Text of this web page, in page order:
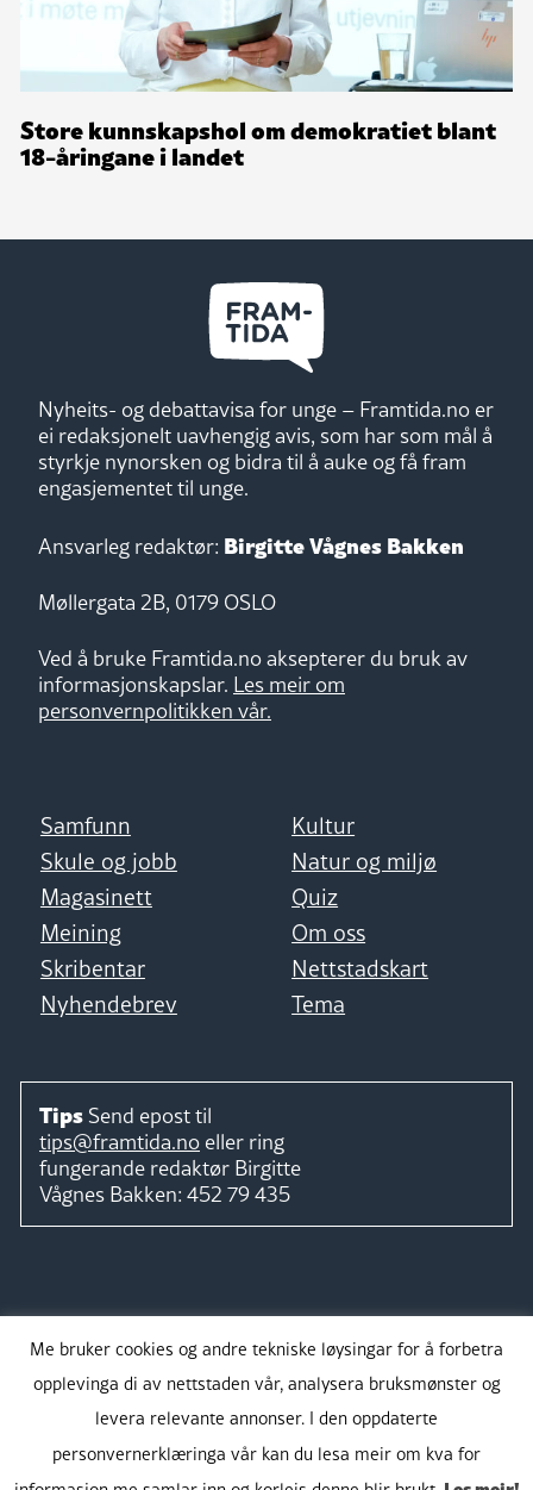
Store kunnskapshol om demokratiet blant
18-åringane i landet
Nyheits- og debattavisa for unge – Framtida.no er
ei redaksjonelt uavhengig avis, som har som mål å
styrkje nynorsken og bidra til å auke og få fram
engasjementet til unge.
Ansvarleg redaktør: Birgitte Vågnes Bakken
Møllergata 2B, 0179 OSLO
Ved å bruke Framtida.no aksepterer du bruk av
informasjonskapslar. Les meir om
personvernpolitikken vår.
Samfunn
Kultur
Skule og jobb
Natur og miljø
Magasinett
Quiz
Meining
Om oss
Skribentar
Nettstadskart
Nyhendebrev
Tema
Tips Send epost til
tips@framtida.no eller ring
fungerande redaktør Birgitte
Vågnes Bakken: 452 79 435
Takk for støtta:
Me bruker cookies og andre tekniske løysingar for å forbetra
opplevinga di av nettstaden vår, analysera bruksmønster og
levera relevante annonser. I den oppdaterte
personvernerklæringa vår kan du lesa meir om kva for